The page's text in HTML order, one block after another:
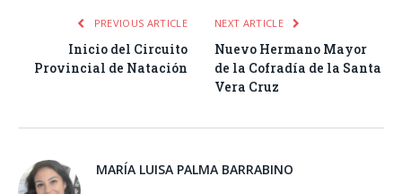
PREVIOUS ARTICLE
Inicio del Circuito
Provincial de Natación
NEXT ARTICLE
Nuevo Hermano Mayor
de la Cofradía de la Santa
Vera Cruz
MARÍA LUISA PALMA BARRABINO